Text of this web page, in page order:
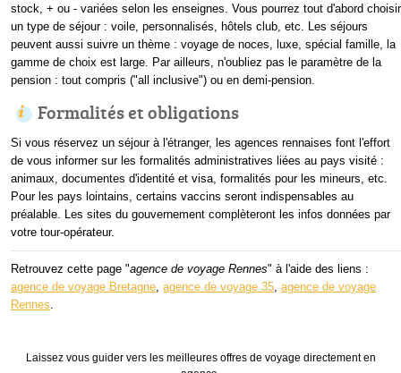
stock, + ou - variées selon les enseignes. Vous pourrez tout d'abord choisir
un type de séjour : voile, personnalisés, hôtels club, etc. Les séjours
peuvent aussi suivre un thème : voyage de noces, luxe, spécial famille, la
gamme de choix est large. Par ailleurs, n'oubliez pas le paramètre de la
pension : tout compris ("all inclusive") ou en demi-pension.
Formalités et obligations
Si vous réservez un séjour à l'étranger, les agences rennaises font l'effort
de vous informer sur les formalités administratives liées au pays visité :
animaux, documentes d'identité et visa, formalités pour les mineurs, etc.
Pour les pays lointains, certains vaccins seront indispensables au
préalable. Les sites du gouvernement complèteront les infos données par
votre tour-opérateur.
Retrouvez cette page "agence de voyage Rennes" à l'aide des liens :
agence de voyage Bretagne agence de voyage 35 agence de voyage
Rennes
Laissez vous guider vers les meilleures offres de voyage directement en